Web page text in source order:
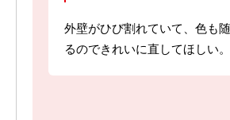
外壁がひび割れていて、色も
るのできれいに直してほしい。